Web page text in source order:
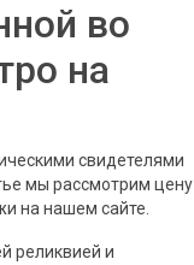
во
на
свидетелями
мы рассмотрим цену
на нашем сайте.
реликвией и